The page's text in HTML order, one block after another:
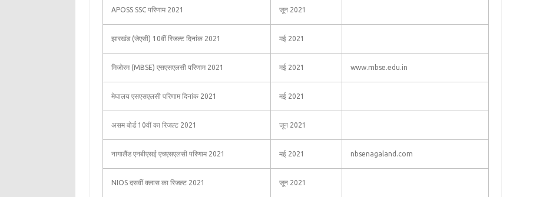
APOSS SSC परिणाम 2021 जून 2021
झारखंड (जेएसी) 10वीं रिजल्ट दिनांक 2021 मई 2021
मिजोरम (MBSE) एसएसएलसी परिणाम 2021 मई 2021 www.mbse.edu.in
मेघालय एसएसएलसी परिणाम दिनांक 2021 मई 2021
असम बोर्ड 10वीं का रिजल्ट 2021 जून 2021
नागालैंड एनबीएसई एचएसएलसी परिणाम 2021 मई 2021 nbsenagaland.com
NIOS दसवीं क्लास का रिजल्ट 2021 जून 2021